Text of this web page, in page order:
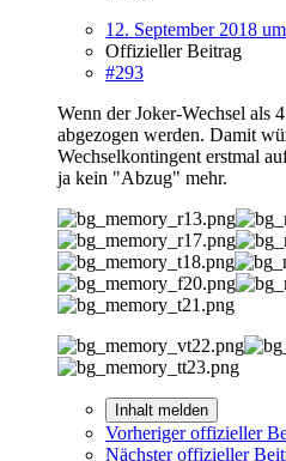
12. September 2018
Offizieller Beitrag
#293
Wenn der Joker-Wechsel als
abgezogen werden. Damit
Wechselkontingent erstmal
ja kein "Abzug" mehr.
Inhalt melden
Vorheriger offizieller
Nächster offizieller